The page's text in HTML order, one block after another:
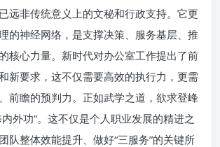
远非传统意义上的文秘和行政支持。它更
的神经网络，是支撑决策、服务基层、推
核心力量。新时代对办公室工作提出了前
新要求，这不仅需要高效的执行力，更需
前瞻的预判力。正如武学之道，欲求登峰
外功”。这不仅是个人职业发展的精进之
队整体效能提升、做好“三服务”的关键所